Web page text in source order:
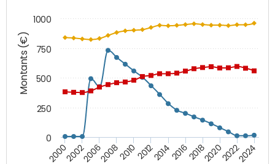
Montants (€)
200020022006200820102012201420162018202020222024
0
250
500
750
1000